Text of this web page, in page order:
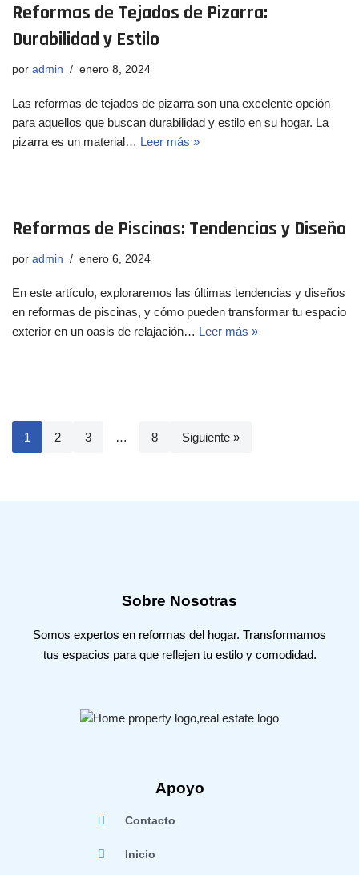
Reformas de Tejados de Pizarra:
Durabilidad y Estilo
por admin enero 8, 2024
Las reformas de tejados de pizarra son una excelente opción
para aquellos que buscan durabilidad y estilo en su hogar. La
pizarra es un material… Leer más »
Reformas de Piscinas: Tendencias y Diseño
por admin enero 6, 2024
En este artículo, exploraremos las últimas tendencias y diseños
en reformas de piscinas, y cómo pueden transformar tu espacio
exterior en un oasis de relajación… Leer más »
1 2 3 … 8 Siguiente »
Sobre Nosotras
Somos expertos en reformas del hogar. Transformamos
tus espacios para que reflejen tu estilo y comodidad.
Apoyo
Contacto
Inicio